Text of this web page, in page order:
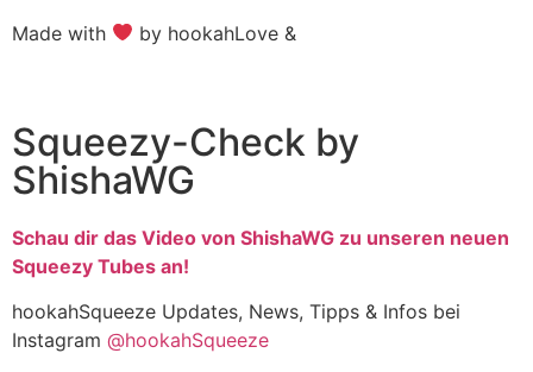
Made with by hookahLove &
Squeezy-Check by
ShishaWG
Schau dir das Video von ShishaWG zu unseren neuen
Squeezy Tubes an!
hookahSqueeze Updates, News, Tipps & Infos bei
Instagram @hookahSqueeze